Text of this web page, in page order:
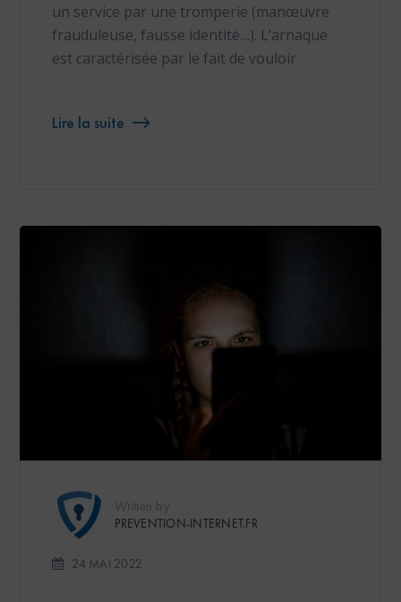
un service par une tromperie (manœuvre
frauduleuse, fausse identité…). L’arnaque
est caractérisée par le fait de vouloir
Lire la suite
PREVENTION-INTERNET.FR
24 MAI 2022